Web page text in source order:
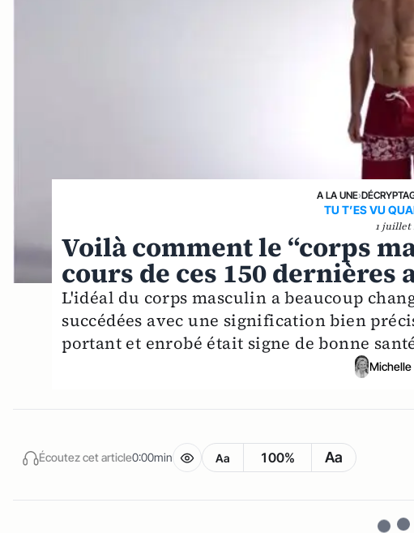
A LA UNE›
TU T’ES VU
1 juillet
Voilà comment le “corps
cours de ces 150 dernières
L'idéal du corps masculin a beaucoup
succédées avec une signification bien
portant et enrobé était signe de bonne
Écoutez cet article0:00min Aa 100% Aa